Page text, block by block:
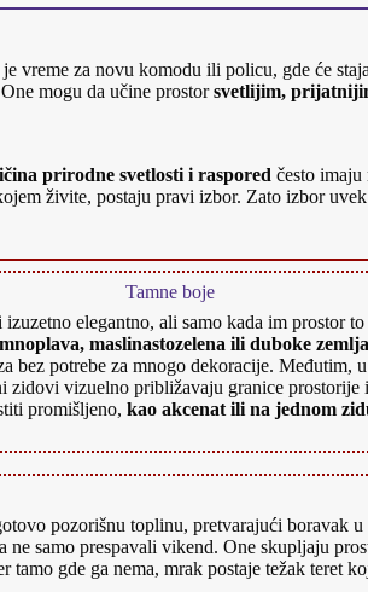
vreme za novu komodu ili policu, gde će
mogu da učine prostorsvetlijim,
prirodne svetlosti i raspored često imaju
živite, postaju pravi izbor. Zato izbor
Tamne boje
izuzetno elegantno, ali samo kada im prostor
maslinastozelena ili duboke
bez potrebe za mnogo dekoracije. Međutim,
zidovi vizuelno približavaju granice prostorije
promišljeno,kao akcenat ili na jednom
pozorišnu toplinu, pretvarajući boravak
samo prespavali vikend. One skupljaju
gde ga nema, mrak postaje težak teret